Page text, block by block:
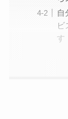
自
ビ
す